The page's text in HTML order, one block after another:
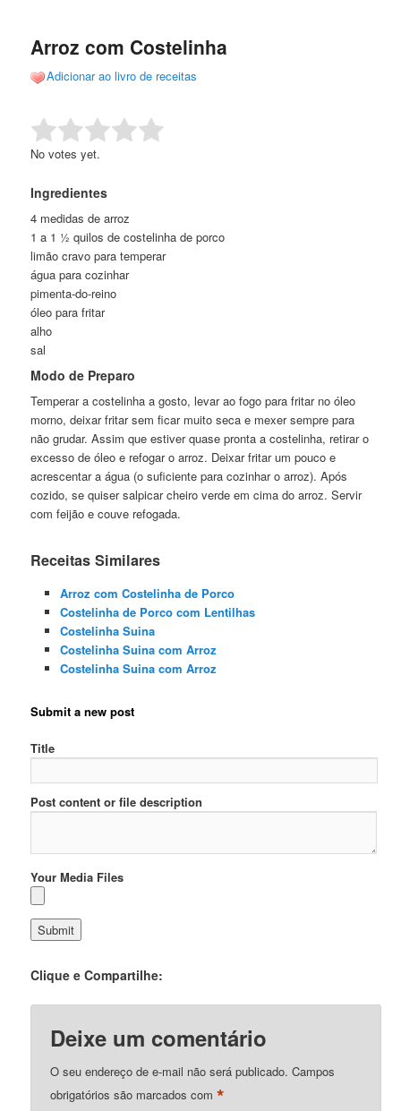
conteúdo
conteúdo
Arroz com Costelinha
Adicionar ao livro de receitas
Rate this item: Submit Rating
No votes yet.
Ingredientes
4 medidas de arroz
1 a 1 ½ quilos de costelinha de porco
limão cravo para temperar
água para cozinhar
pimenta-do-reino
óleo para fritar
alho
sal
Modo de Preparo
Temperar a costelinha a gosto, levar ao fogo para fritar no óleo
morno, deixar fritar sem ficar muito seca e mexer sempre para
não grudar. Assim que estiver quase pronta a costelinha, retirar o
excesso de óleo e refogar o arroz. Deixar fritar um pouco e
acrescentar a água (o suficiente para cozinhar o arroz). Após
cozido, se quiser salpicar cheiro verde em cima do arroz. Servir
com feijão e couve refogada.
Receitas Similares
Arroz com Costelinha de Porco
Costelinha de Porco com Lentilhas
Costelinha Suina
Costelinha Suina com Arroz
Costelinha Suina com Arroz
Submit a new post
Title
Post content or file description
Your Media Files
Clique e Compartilhe:
Deixe um comentário
O seu endereço de e-mail não será publicado. Campos
obrigatórios são marcados com*